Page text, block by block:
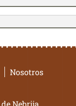
Nosotros
Nebrija